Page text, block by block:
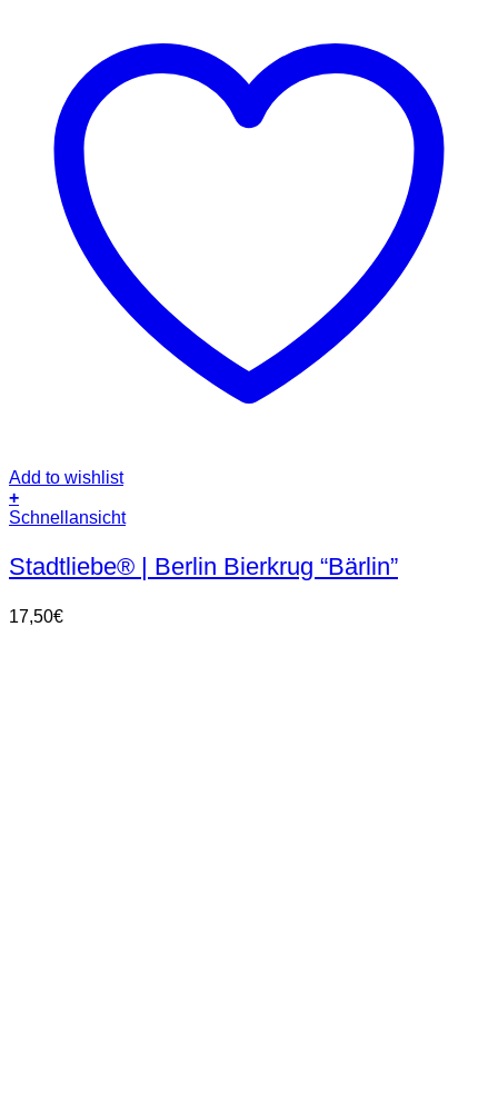
Add to wishlist
+
Schnellansicht
Stadtliebe® | Berlin Bierkrug “Bärlin”
17,50€